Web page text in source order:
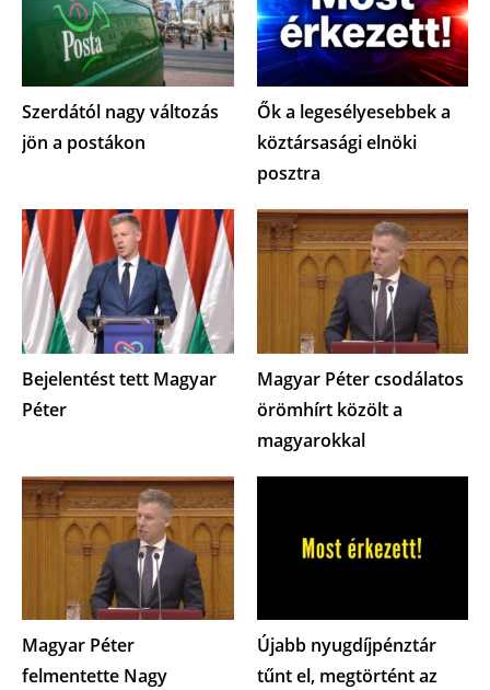
Szerdától nagy változás
jön a postákon
Ők a legesélyesebbek a
köztársasági elnöki
posztra
Bejelentést tett Magyar
Péter
Magyar Péter csodálatos
örömhírt közölt a
magyarokkal
Magyar Péter
felmentette Nagy
Újabb nyugdíjpénztár
tűnt el, megtörtént az